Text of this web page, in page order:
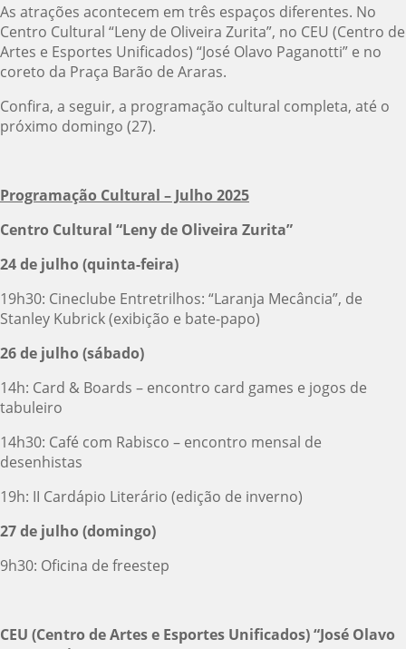
As atrações acontecem em três espaços diferentes. No
Centro Cultural “Leny de Oliveira Zurita”, no CEU (Centro de
Artes e Esportes Unificados) “José Olavo Paganotti” e no
coreto da Praça Barão de Araras.
Confira, a seguir, a programação cultural completa, até o
próximo domingo (27).
Programação Cultural – Julho 2025
Centro Cultural “Leny de Oliveira Zurita”
24 de julho (quinta-feira)
19h30: Cineclube Entretrilhos: “Laranja Mecância”, de
Stanley Kubrick (exibição e bate-papo)
26 de julho (sábado)
14h: Card & Boards – encontro card games e jogos de
tabuleiro
14h30: Café com Rabisco – encontro mensal de
desenhistas
19h: II Cardápio Literário (edição de inverno)
27 de julho (domingo)
9h30: Oficina de freestep
CEU (Centro de Artes e Esportes Unificados) “José Olavo